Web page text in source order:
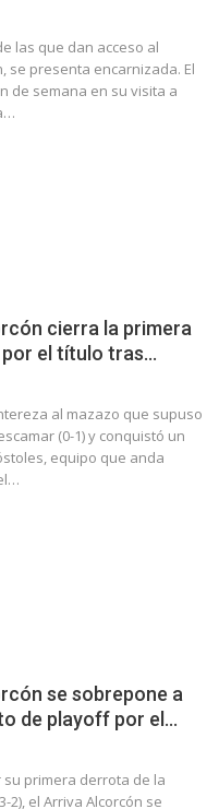
las que dan acceso al
se presenta encarnizada. El
de semana en su visita a
cierra la primera
el título tras…
al mazazo que supuso
(0-1) y conquistó un
equipo que anda
se sobrepone a
de playoff por el…
primera derrota de la
2), el Arriva Alcorcón se